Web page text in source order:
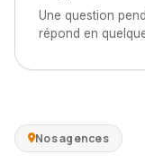
Une question
répond en
Nos agences